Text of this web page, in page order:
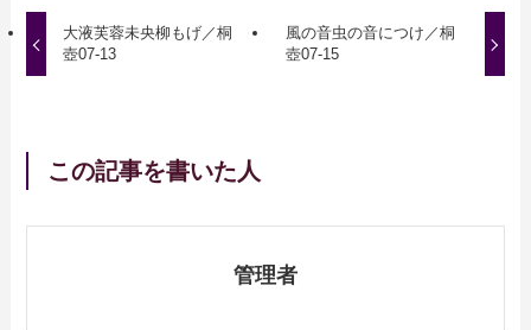
大液芙蓉未央柳もげ／桐
壺07-13
風の音虫の音につけ／桐
壺07-15
この記事を書いた人
管理者